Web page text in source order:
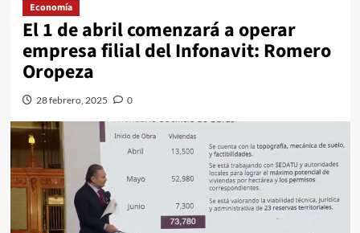
Economía
El 1 de abril comenzará a operar
empresa filial del Infonavit: Romero
Oropeza
28 febrero, 2025 0